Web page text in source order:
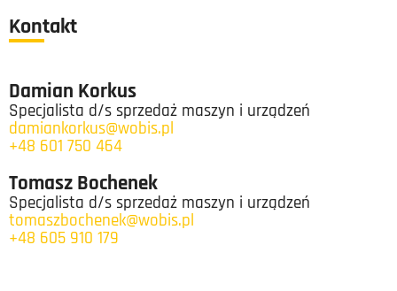
Kontakt
Damian Korkus
Specjalista d/s sprzedaż maszyn i urządzeń
damiankorkus@wobis.pl
+48 601 750 464
Tomasz Bochenek
Specjalista d/s sprzedaż maszyn i urządzeń
tomaszbochenek@wobis.pl
+48 605 910 179